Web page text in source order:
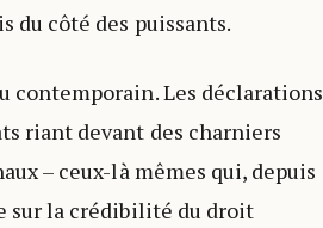
du côté des puissants.
contemporain. Les déclarations
riant devant des charniers
– ceux-là mêmes qui, depuis
sur la crédibilité du droit